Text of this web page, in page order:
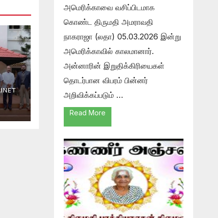
அமெரிக்காவை வசிப்பிடமாக
கொண்ட திருமதி அமராவதி
நாகராஜா (லதா) 05.03.2026 இன்று
அமெரிக்காவில் காலமானார்.
அன்னாரின் இறுதிக்கிரியைகள்
தொடர்பான விபரம் பின்னர்
அறிவிக்கப்படும் …
Read More